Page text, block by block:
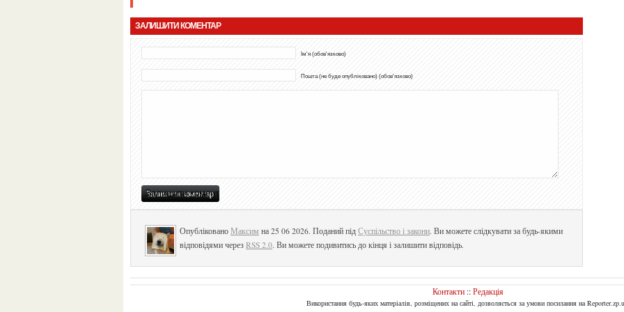
ЗАЛИШИТИ КОМЕНТАР
Ім'я (обов'язково)
Пошта (не буде опубліковано) (обов'язково)
Опубліковано Максим на 25 06 2026. Поданий під Суспільство і закони. Ви можете слідкувати за будь-якими
відповідями через RSS 2.0. Ви можете подивитись до кінця і залишити відповідь.
Контакти ::Редакція
Використання будь-яких матеріалів, розміщених на сайті, дозволяється за умови посилання на